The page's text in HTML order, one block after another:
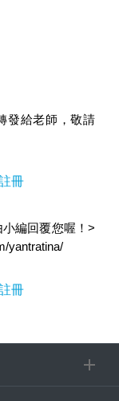
發給老師，敬請
冊
編回覆您喔！>
yantratina/
冊